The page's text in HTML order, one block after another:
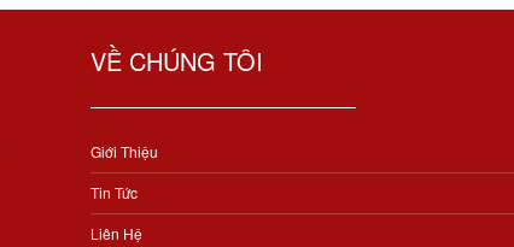
VỀ CHÚNG TÔI
Giới Thiệu
Tin Tức
Liên Hệ